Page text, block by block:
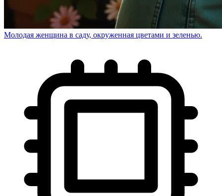
Молодая женщина в саду, окруженная цветами и зеленью.